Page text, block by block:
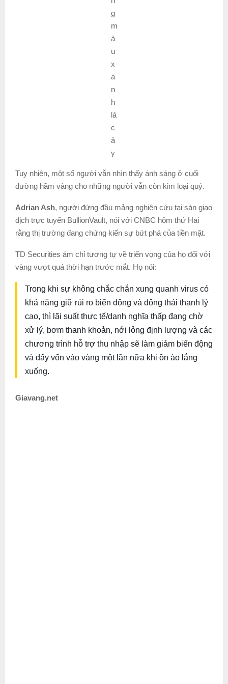
g
m
à
u
x
a
n
h
lá
c
â
y
Tuy nhiên, một số người vẫn nhìn thấy ánh sáng ở cuối
đường hầm vàng cho những người vẫn còn kim loại quý.
Adrian Ash, người đứng đầu mảng nghiên cứu tại sàn giao
dịch trực tuyến BullionVault, nói với CNBC hôm thứ Hai
rằng thị trường đang chứng kiến sự bứt phá của tiền mặt.
TD Securities ám chỉ tương tự về triển vọng của họ đối với
vàng vượt quá thời hạn trước mắt. Họ nói:
Trong khi sự không chắc chắn xung quanh virus có
khả năng giữ rủi ro biến động và động thái thanh lý
cao, thì lãi suất thực tế/danh nghĩa thấp đang chờ
xử lý, bơm thanh khoản, nới lỏng định lượng và các
chương trình hỗ trợ thu nhập sẽ làm giảm biến động
và đẩy vốn vào vàng một lần nữa khi ồn ào lắng
xuống.
Giavang.net